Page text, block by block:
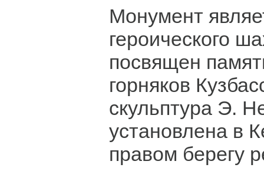
Монумент
героического
посвящен
горняков
скульптура Э.
установлена в
правом берегу